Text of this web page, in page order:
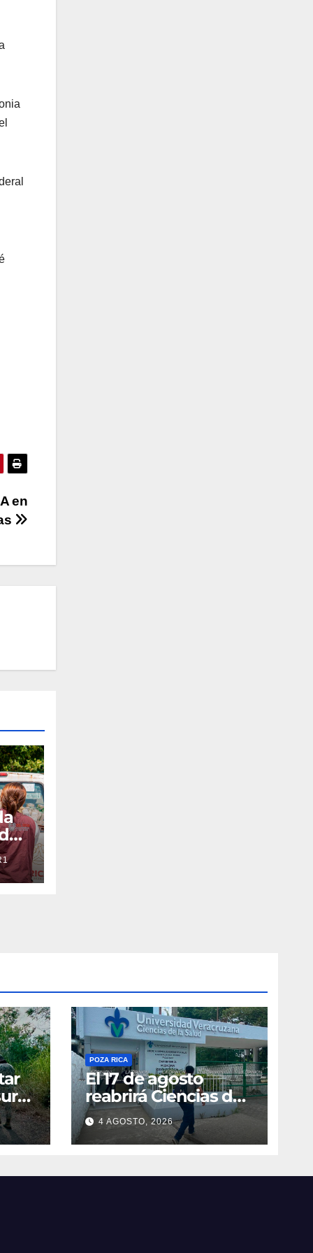
en
POZA RICA
El 17 de agosto
reabrirá Ciencias de
la Salud de UV
4 AGOSTO, 2026